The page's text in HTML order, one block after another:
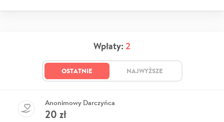
Wpłaty: 2
OSTATNIE NAJWYŻSZE
Anonimowy Darczyńca
20 zł